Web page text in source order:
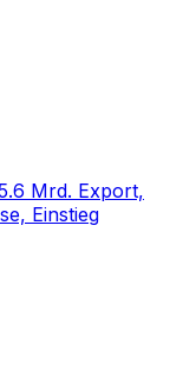
Mrd. Export,
Einstieg